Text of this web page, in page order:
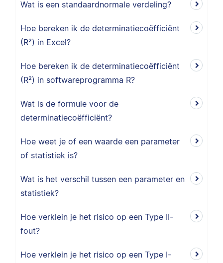
Wat is een standaardnormale verdeling?
Hoe bereken ik de determinatiecoëfficiënt
(R²) in Excel?
Hoe bereken ik de determinatiecoëfficiënt
(R²) in softwareprogramma R?
Wat is de formule voor de
determinatiecoëfficiënt?
Hoe weet je of een waarde een parameter
of statistiek is?
Wat is het verschil tussen een parameter en
statistiek?
Hoe verklein je het risico op een Type II-
fout?
Hoe verklein je het risico op een Type I-